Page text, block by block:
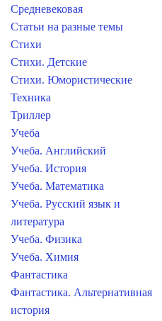
Средневековая
Статьи на разные темы
Стихи
Стихи. Детские
Стихи. Юмористические
Техника
Триллер
Учеба
Учеба. Английский
Учеба. История
Учеба. Математика
Учеба. Русский язык и
литература
Учеба. Физика
Учеба. Химия
Фантастика
Фантастика. Альтернативная
история